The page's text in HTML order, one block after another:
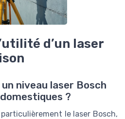
d’un laser
niveau laser Bosch
?
le laser Bosch,